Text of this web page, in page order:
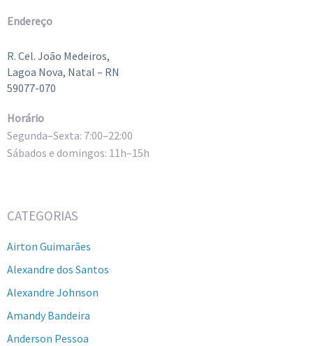
Endereço
R. Cel. João Medeiros,
Lagoa Nova, Natal – RN
59077-070
Horário
Segunda–Sexta: 7:00–22:00
Sábados e domingos: 11h–15h
CATEGORIAS
Airton Guimarães
Alexandre dos Santos
Alexandre Johnson
Amandy Bandeira
Anderson Pessoa